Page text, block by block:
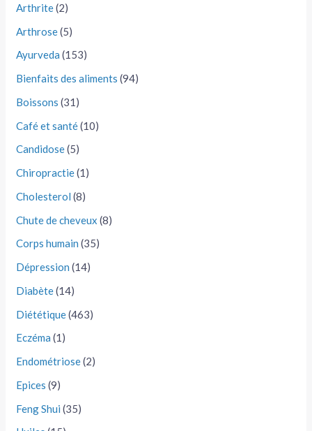
Arthrite(2)
Arthrose(5)
Ayurveda (153)
Bienfaits des aliments (94)
Boissons (31)
Café et santé(10)
Candidose(5)
Chiropractie(1)
Cholesterol (8)
Chute de cheveux (8)
Corps humain (35)
Dépression (14)
Diabète(14)
Diététique(463)
Eczéma (1)
Endométriose(2)
Epices (9)
Feng Shui (35)